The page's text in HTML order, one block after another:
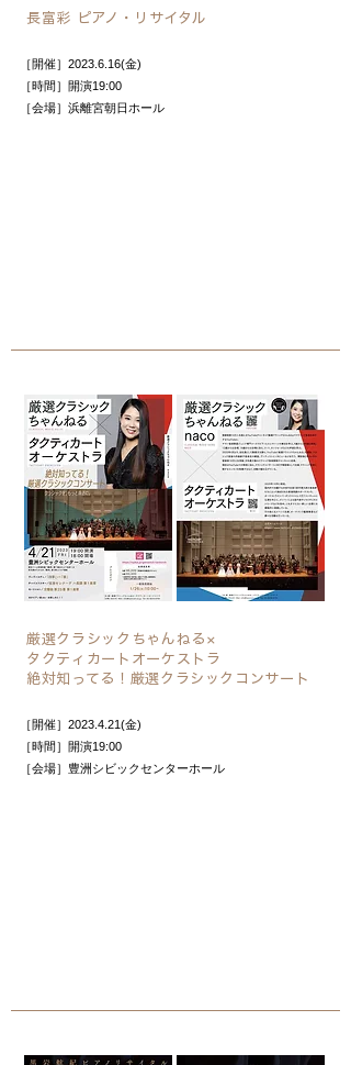
長富彩 ピアノ・リサイタル
［開催］2023.6.16(金)
［時間］開演19:00
［会場］浜離宮朝日ホール
厳選クラシックちゃんねる×
タクティカートオーケストラ
​絶対知ってる！厳選クラシックコンサート
［開催］2023.4.21(金)
［時間］開演19:00
［会場］豊洲シビックセンターホール